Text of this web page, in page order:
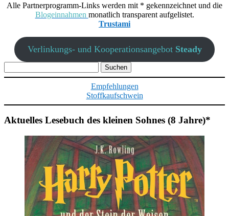
Alle Partnerprogramm-Links werden mit * gekennzeichnet und die
Blogeinnahmen monatlich transparent aufgelistet.
Trustami
Verlinkungs- und Kooperationsangebot Steady
nach:
Empfehlungen
Stoffkaufschwein
Aktuelles Lesebuch des kleinen Sohnes (8 Jahre)*